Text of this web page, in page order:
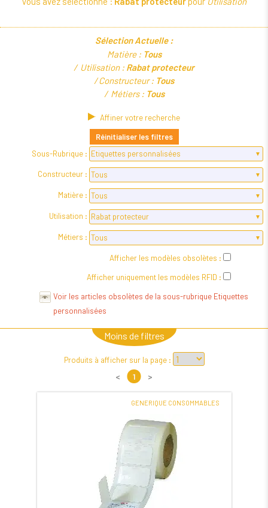
Sélection Actuelle :
Matière : Tous
Utilisation : Rabat protecteur
Constructeur : Tous
Métiers : Tous
Affiner votre recherche
Réinitialiser les filtres
Sous-Rubrique :
Constructeur :
Matière :
Utilisation :
Métiers :
Afficher les modèles obsolètes :
Afficher uniquement les modèles RFID :
Voir les articles obsolètes de la sous-rubrique Etiquettes
personnalisées
Moins de filtres
Produits à afficher sur la page :
< 1 >
GENERIQUE CONSOMMABLES